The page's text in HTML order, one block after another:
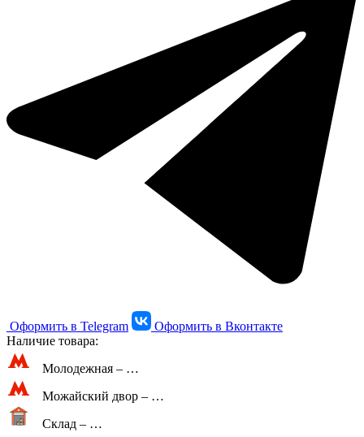
Оформить в Telegram
Оформить в Вконтакте
Наличие товара:
Молодежная – …
Можайский двор – …
Склад – …